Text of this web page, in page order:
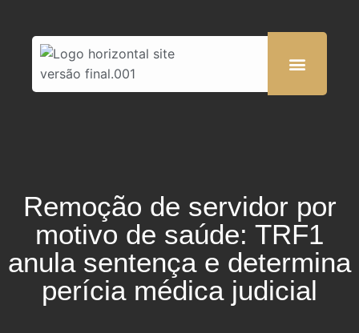
Remoção de servidor por
motivo de saúde: TRF1
anula sentença e determina
perícia médica judicial